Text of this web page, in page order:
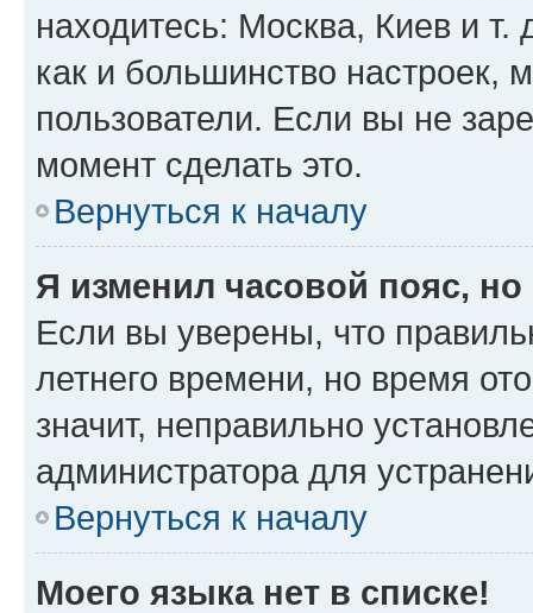
находитесь: Москва, Киев и т.
как и большинство настроек,
пользователи. Если вы не
момент сделать это.
Вернуться к началу
Я изменил часовой пояс,
Если вы уверены, что
летнего времени, но время
значит, неправильно
администратора для
Вернуться к началу
Моего языка нет в списке!